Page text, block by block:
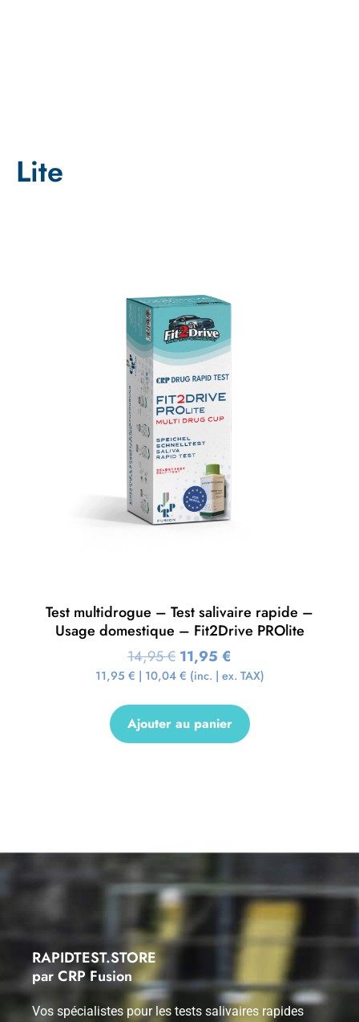
Lite
Test multidrogue – Test salivaire rapide –
Usage domestique – Fit2Drive PROlite
14,95€ 11,95 €
11,95 € | 10,04 € (inc. | ex. TAX)
Ajouter au panier
RAPIDTEST.STORE
par CRP Fusion
Vos spécialistes pour les tests salivaires rapides